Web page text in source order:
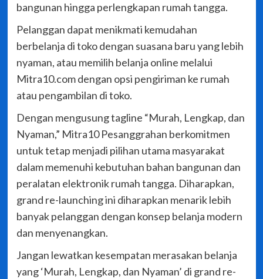
bangunan hingga perlengkapan rumah tangga.
Pelanggan dapat menikmati kemudahan
berbelanja di toko dengan suasana baru yang lebih
nyaman, atau memilih belanja online melalui
Mitra10.com dengan opsi pengiriman ke rumah
atau pengambilan di toko.
Dengan mengusung tagline “Murah, Lengkap, dan
Nyaman,” Mitra10 Pesanggrahan berkomitmen
untuk tetap menjadi pilihan utama masyarakat
dalam memenuhi kebutuhan bahan bangunan dan
peralatan elektronik rumah tangga. Diharapkan,
grand re-launching ini diharapkan menarik lebih
banyak pelanggan dengan konsep belanja modern
dan menyenangkan.
Jangan lewatkan kesempatan merasakan belanja
yang ‘Murah, Lengkap, dan Nyaman’ di grand re-